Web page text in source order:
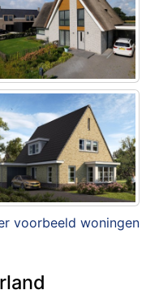
voorbeeld woningen